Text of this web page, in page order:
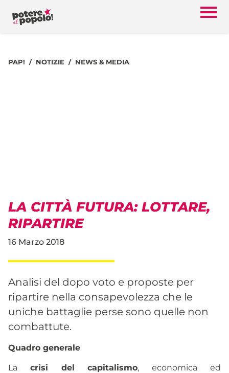
PAP! NOTIZIE NEWS & MEDIA
LA CITTÀ FUTURA: LOTTARE,
RIPARTIRE
16 Marzo 2018
Analisi del dopo voto e proposte per
ripartire nella consapevolezza che le
uniche battaglie perse sono quelle non
combattute.
Quadro generale
La crisi del capitalismo, economica ed